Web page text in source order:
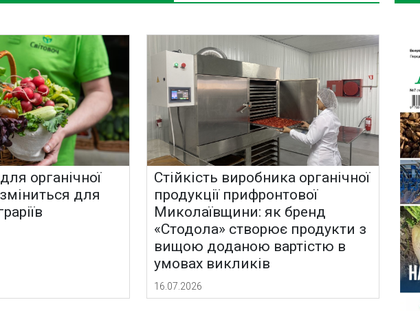
органічної
для
Стійкість виробника органічної
продукції прифронтової
Миколаївщини: як бренд
«Стодола» створює продукти з
вищою доданою вартістю в
умовах викликів
16.07.2026